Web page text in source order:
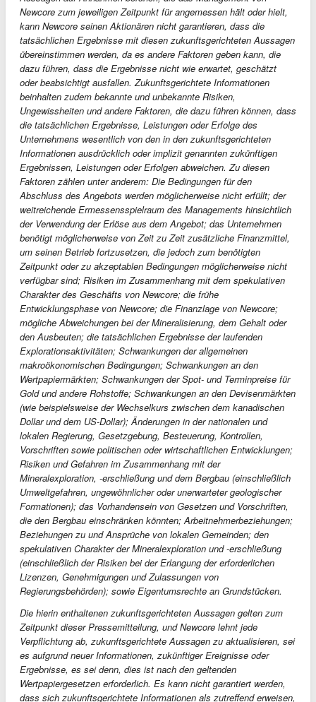
Newcore zum jeweiligen Zeitpunkt für angemessen hält oder hielt,
kann Newcore seinen Aktionären nicht garantieren, dass die
tatsächlichen Ergebnisse mit diesen zukunftsgerichteten Aussagen
übereinstimmen werden, da es andere Faktoren geben kann, die
dazu führen, dass die Ergebnisse nicht wie erwartet, geschätzt
oder beabsichtigt ausfallen. Zukunftsgerichtete Informationen
beinhalten zudem bekannte und unbekannte Risiken,
Ungewissheiten und andere Faktoren, die dazu führen können, dass
die tatsächlichen Ergebnisse, Leistungen oder Erfolge des
Unternehmens wesentlich von den in den zukunftsgerichteten
Informationen ausdrücklich oder implizit genannten zukünftigen
Ergebnissen, Leistungen oder Erfolgen abweichen. Zu diesen
Faktoren zählen unter anderem: Die Bedingungen für den
Abschluss des Angebots werden möglicherweise nicht erfüllt; der
weitreichende Ermessensspielraum des Managements hinsichtlich
der Verwendung der Erlöse aus dem Angebot; das Unternehmen
benötigt möglicherweise von Zeit zu Zeit zusätzliche Finanzmittel,
um seinen Betrieb fortzusetzen, die jedoch zum benötigten
Zeitpunkt oder zu akzeptablen Bedingungen möglicherweise nicht
verfügbar sind; Risiken im Zusammenhang mit dem spekulativen
Charakter des Geschäfts von Newcore; die frühe
Entwicklungsphase von Newcore; die Finanzlage von Newcore;
mögliche Abweichungen bei der Mineralisierung, dem Gehalt oder
den Ausbeuten; die tatsächlichen Ergebnisse der laufenden
Explorationsaktivitäten; Schwankungen der allgemeinen
makroökonomischen Bedingungen; Schwankungen an den
Wertpapiermärkten; Schwankungen der Spot- und Terminpreise für
Gold und andere Rohstoffe; Schwankungen an den Devisenmärkten
(wie beispielsweise der Wechselkurs zwischen dem kanadischen
Dollar und dem US-Dollar); Änderungen in der nationalen und
lokalen Regierung, Gesetzgebung, Besteuerung, Kontrollen,
Vorschriften sowie politischen oder wirtschaftlichen Entwicklungen;
Risiken und Gefahren im Zusammenhang mit der
Mineralexploration, -erschließung und dem Bergbau (einschließlich
Umweltgefahren, ungewöhnlicher oder unerwarteter geologischer
Formationen); das Vorhandensein von Gesetzen und Vorschriften,
die den Bergbau einschränken könnten; Arbeitnehmerbeziehungen;
Beziehungen zu und Ansprüche von lokalen Gemeinden; den
spekulativen Charakter der Mineralexploration und -erschließung
(einschließlich der Risiken bei der Erlangung der erforderlichen
Lizenzen, Genehmigungen und Zulassungen von
Regierungsbehörden); sowie Eigentumsrechte an Grundstücken.
Die hierin enthaltenen zukunftsgerichteten Aussagen gelten zum
Zeitpunkt dieser Pressemitteilung, und Newcore lehnt jede
Verpflichtung ab, zukunftsgerichtete Aussagen zu aktualisieren, sei
es aufgrund neuer Informationen, zukünftiger Ereignisse oder
Ergebnisse, es sei denn, dies ist nach den geltenden
Wertpapiergesetzen erforderlich. Es kann nicht garantiert werden,
dass sich zukunftsgerichtete Informationen als zutreffend erweisen,